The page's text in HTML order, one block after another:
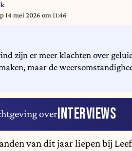
14 mei 2026 om 11:46
zijn er meer klachten over
maar de
overINTERVIEWS
van dit jaar liepen bij